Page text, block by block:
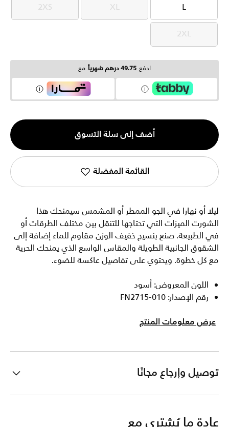
L
L
XL
XL
2XS
2XS
2XL
2XL
ادفع 49.75 درهم شهرياً مع
الكمية
1
أضف إلى سلة التسوق
القائمة المفضلة
ليلا أو نهارا في الجو الممطر أو المشمس سيمنحك هذا
الشورت الميزات التي تحتاجها للتنقل بين مختلف الطرقات أو
في الطبيعة. صنع بنسيج خفيف الوزن مقاوم للماء إضافة إلى
الشقوق الجانبية الطويلة والمقاس الواسع الذي يمنحك الحرية
مع كل خطوة. ويحتوي على تفاصيل عاكسة للضوء.
اللون المعروض: أسود
رقم الإصدار: FN2715-010
عرض معلومات المنتج
توصيل وإرجاع مجانًا
عادة ما يُشترى مع